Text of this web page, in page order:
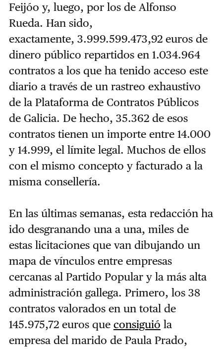
Feijóo y, luego, por los de Alfonso
Rueda. Han sido,
exactamente, 3.999.599.473,92 euros de
dinero público repartidos en 1.034.964
contratos a los que ha tenido acceso este
diario a través de un rastreo exhaustivo
de la Plataforma de Contratos Públicos
de Galicia. De hecho, 35.362 de esos
contratos tienen un importe entre 14.000
y 14.999, el límite legal. Muchos de ellos
con el mismo concepto y facturado a la
misma consellería.
En las últimas semanas, esta redacción ha
ido desgranando una a una, miles de
estas licitaciones que van dibujando un
mapa de vínculos entre empresas
cercanas al Partido Popular y la más alta
administración gallega. Primero, los 38
contratos valorados en un total de
145.975,72 euros que consiguió la
empresa del marido de Paula Prado,